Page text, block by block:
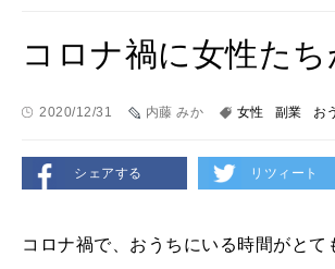
コロナ禍に女性た
2020/12/31 内藤 みか 女性 副業 お
シェアする リツィート
コロナ禍で、おうちにいる時間がと